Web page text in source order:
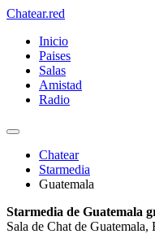
Chatear.red
Inicio
Paises
Salas
Amistad
Radio
Chatear
Starmedia
Guatemala
Starmedia de Guatemala
Sala de Chat de Guatemala,